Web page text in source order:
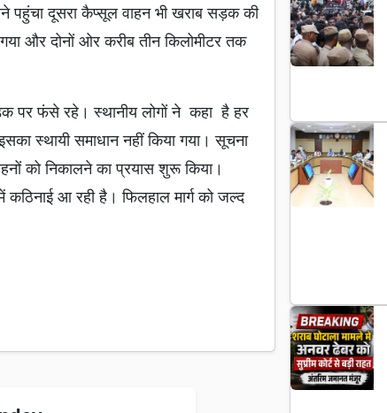
पहुंचा दूसरा कैप्सूल वाहन भी खराब सड़क की
और दोनों ओर करीब तीन किलोमीटर तक
पर फंसे रहे। स्थानीय लोगों ने कहा है हर
स्थायी समाधान नहीं किया गया। सूचना
को निकालने का प्रयास शुरू किया।
कठिनाई आ रही है। फिलहाल मार्ग को जल्द